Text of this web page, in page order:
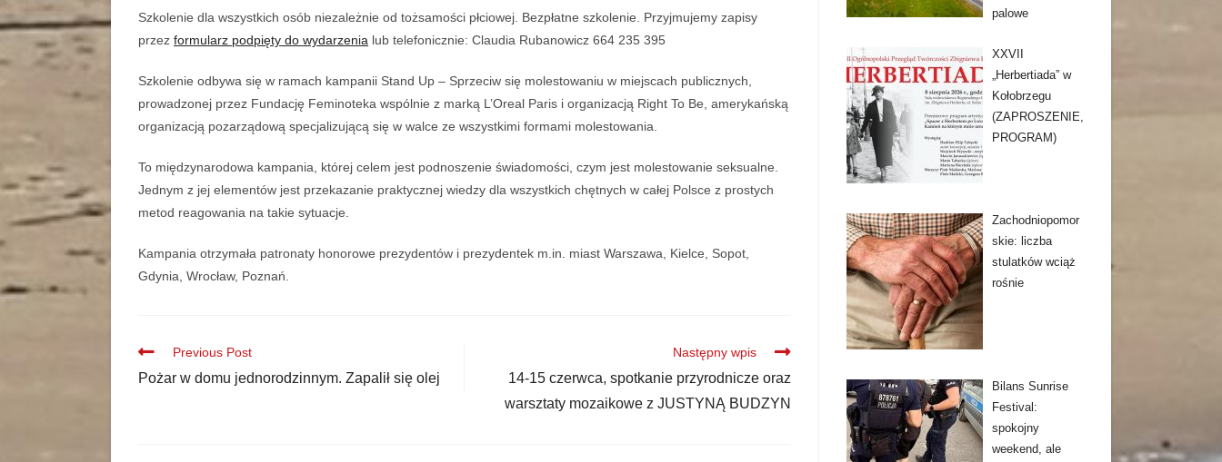
Szkolenie dla wszystkich osób niezależnie od tożsamości płciowej. Bezpłatne szkolenie. Przyjmujemy zapisy
przez formularz podpięty do wydarzenia lub telefonicznie: Claudia Rubanowicz 664 235 395
Szkolenie odbywa się w ramach kampanii Stand Up – Sprzeciw się molestowaniu w miejscach publicznych,
prowadzonej przez Fundację Feminoteka wspólnie z marką L’Oreal Paris i organizacją Right To Be, amerykańską
organizacją pozarządową specjalizującą się w walce ze wszystkimi formami molestowania.
To międzynarodowa kampania, której celem jest podnoszenie świadomości, czym jest molestowanie seksualne.
Jednym z jej elementów jest przekazanie praktycznej wiedzy dla wszystkich chętnych w całej Polsce z prostych
metod reagowania na takie sytuacje.
Kampania otrzymała patronaty honorowe prezydentów i prezydentek m.in. miast Warszawa, Kielce, Sopot,
Gdynia, Wrocław, Poznań.
Previous Post
Pożar w domu jednorodzinnym. Zapalił się olej
Następny wpis
14-15 czerwca, spotkanie przyrodnicze oraz
warsztaty mozaikowe z JUSTYNĄ BUDZYN
palowe
XXVII
„Herbertiada” w
Kołobrzegu
(ZAPROSZENIE,
PROGRAM)
Zachodniopomor
skie: liczba
stulatków wciąż
rośnie
Bilans Sunrise
Festival:
spokojny
weekend, ale